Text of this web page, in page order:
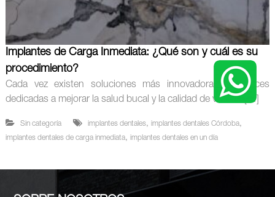
Implantes de Carga Inmediata: ¿Qué son y cuál es su
procedimiento?
Cada vez existen soluciones más innovadoras y eficaces
dedicadas a mejorar la salud bucal y la calidad de vida de […]
Sin categoría implantes dentales, implantes dentales Córdoba,
implantes dentales de carga inmediata, implantes dentales en un día